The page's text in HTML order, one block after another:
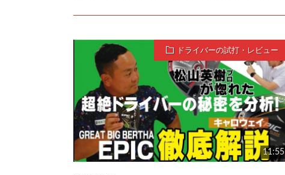
ドライバーの試打・レビュー
11:55